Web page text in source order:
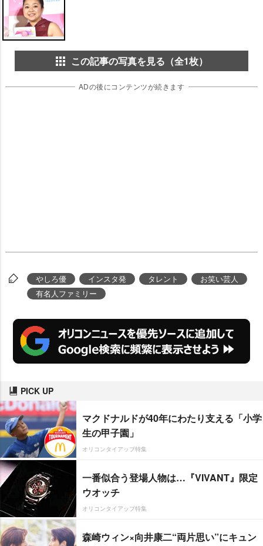
この記事の写真を見る（全1枚）
ADの後にコンテンツが続きます
しろ優 インスタ発 タレント
お笑い芸人
有名人ファミリー
PICK UP
マクドナルドが40年にわたり支える「小学
生の甲子園」
オリコンタイアップ特集
一番似合う登場人物は…『VIVANT』限定
ウオッチ
オリコンタイアップ特集
森崎ウィン×向井康二“両片思い”にキュン